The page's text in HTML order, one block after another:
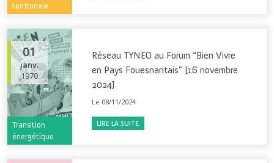
territoriale
01
janv.
1970
Transition
énergétique
Réseau TYNEO au Forum “Bien Vivre
en Pays Fouesnantais” [16 novembre
2024]
Le 08/11/2024
LIRE LA SUITE